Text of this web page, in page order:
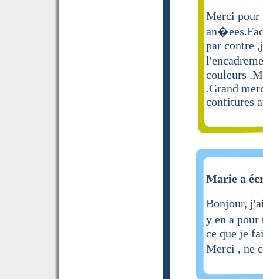
Merci pour
par contre
couleurs
.Grand
confitures
Marie a
Bonjour,
y en a
ce que je
Merci , ne